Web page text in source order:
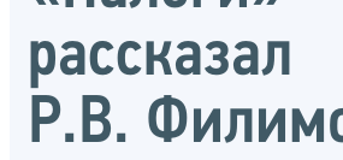
рассказал
Р.В.